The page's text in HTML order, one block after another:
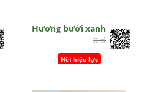
Hương bưởi xanh
0 đ
Hết hiệu lực